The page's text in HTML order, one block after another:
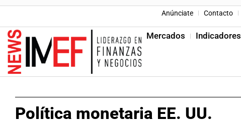
Anúnciate Contacto
Mercados Indicadores
Política monetaria EE. UU.